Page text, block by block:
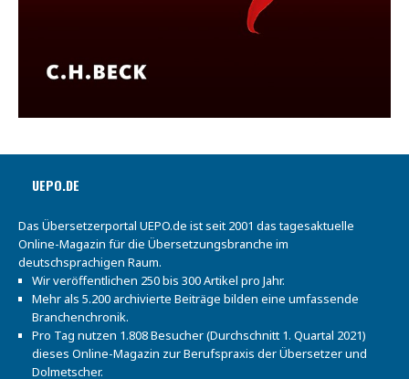
UEPO.DE
Das Übersetzerportal UEPO.de ist seit 2001 das tagesaktuelle
Online-Magazin für die Übersetzungsbranche im
deutschsprachigen Raum.
Wir veröffentlichen 250 bis 300 Artikel pro Jahr.
Mehr als 5.200 archivierte Beiträge bilden eine umfassende
Branchenchronik.
Pro Tag nutzen 1.808 Besucher (Durchschnitt 1. Quartal 2021)
dieses Online-Magazin zur Berufspraxis der Übersetzer und
Dolmetscher.